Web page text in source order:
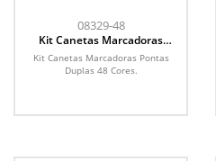
08329-48
Kit Canetas Marcadoras
Pontas Duplas 48 Cores
Kit Canetas Marcadoras Pontas
Duplas 48 Cores.